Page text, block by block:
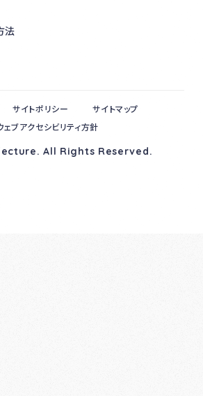
法
All Rights Reserved.
サイトポリシー
サイトマップ
ェブアクセシビリティ方針